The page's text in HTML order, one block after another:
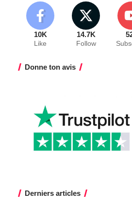
10K
Like
14.7K
Follow
Donne ton avis
Derniers articles